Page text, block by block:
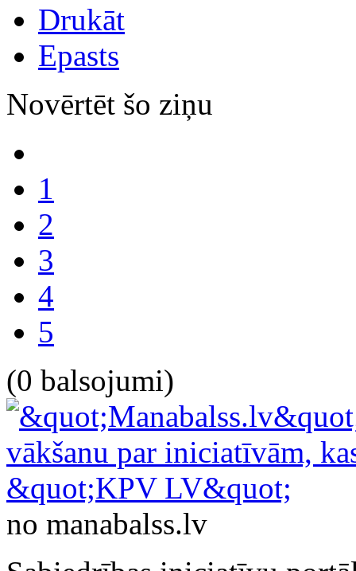
Drukāt
Epasts
Novērtēt šo ziņu
1
2
3
4
5
(0 balsojumi)
no manabalss.lv